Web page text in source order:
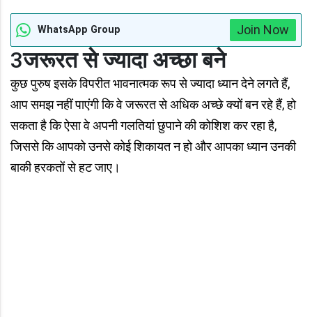
WhatsApp Group Join Now
3जरूरत से ज्यादा अच्छा बने
कुछ पुरुष इसके विपरीत भावनात्मक रूप से ज्यादा ध्यान देने लगते हैं,
आप समझ नहीं पाएंगी कि वे जरूरत से अधिक अच्छे क्यों बन रहे हैं, हो
सकता है कि ऐसा वे अपनी गलतियां छुपाने की कोशिश कर रहा है,
जिससे कि आपको उनसे कोई शिकायत न हो और आपका ध्यान उनकी
बाकी हरकतों से हट जाए।